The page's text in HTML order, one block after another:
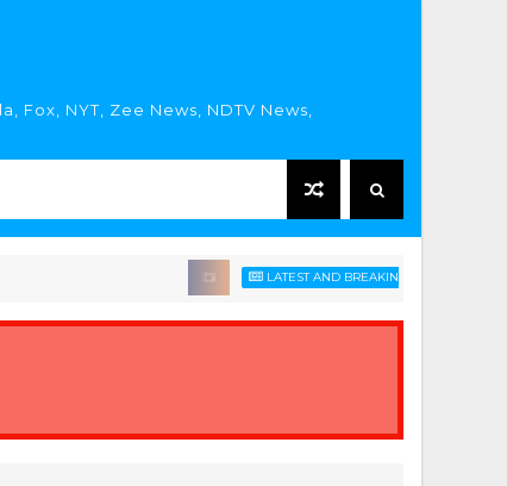
Fox, NYT, Zee News, NDTV News,
LATEST AND BREAKING HINDI NEWS